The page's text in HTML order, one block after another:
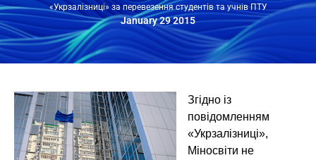
«Укрзалізниці» за перевезення студентів та учнів ПТУ
January 29 2015
Згідно із
повідомленням
«Укрзалізниці»,
Міносвіти не